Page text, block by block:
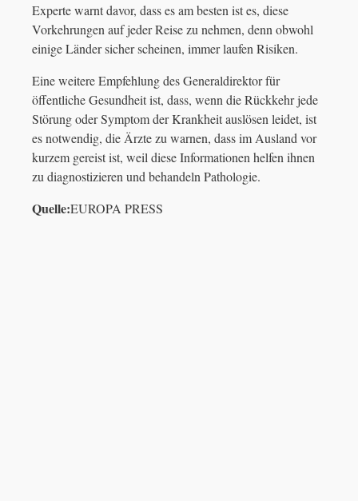
Experte warnt davor, dass es am besten ist es, diese
Vorkehrungen auf jeder Reise zu nehmen, denn obwohl
einige Länder sicher scheinen, immer laufen Risiken.
Eine weitere Empfehlung des Generaldirektor für
öffentliche Gesundheit ist, dass, wenn die Rückkehr jede
Störung oder Symptom der Krankheit auslösen leidet, ist
es notwendig, die Ärzte zu warnen, dass im Ausland vor
kurzem gereist ist, weil diese Informationen helfen ihnen
zu diagnostizieren und behandeln Pathologie.
Quelle:EUROPA PRESS